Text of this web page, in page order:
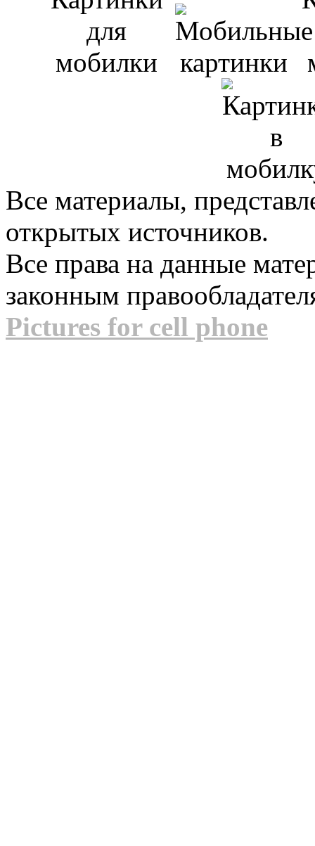
Все материалы,
открытых источников.
Все права на данные
законным
Pictures for cell phone